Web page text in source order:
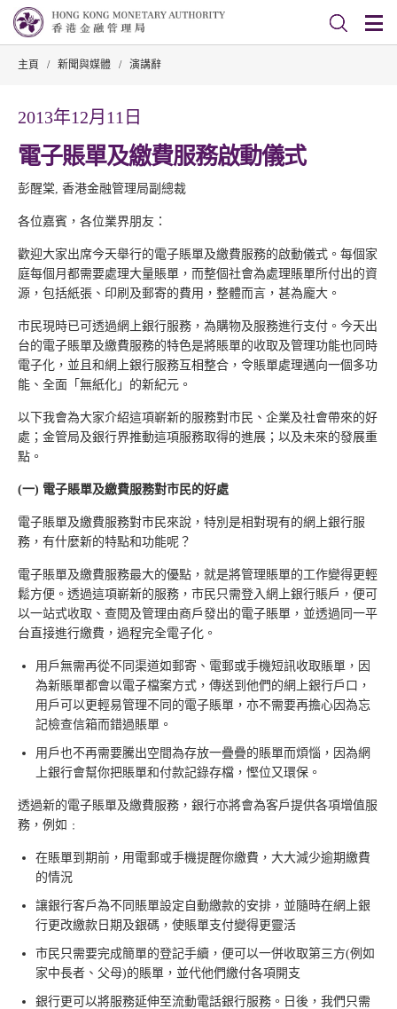
主頁 / 新聞與媒體 / 演講辭
2013年12月11日
電子賬單及繳費服務啟動儀式
彭醒棠, 香港金融管理局副總裁
各位嘉賓，各位業界朋友：
歡迎大家出席今天舉行的電子賬單及繳費服務的啟動儀式。每個家
庭每個月都需要處理大量賬單，而整個社會為處理賬單所付出的資
源，包括紙張、印刷及郵寄的費用，整體而言，甚為龐大。
市民現時已可透過網上銀行服務，為購物及服務進行支付。今天出
台的電子賬單及繳費服務的特色是將賬單的收取及管理功能也同時
電子化，並且和網上銀行服務互相整合，令賬單處理邁向一個多功
能、全面「無紙化」的新紀元。
以下我會為大家介紹這項嶄新的服務對市民、企業及社會帶來的好
處；金管局及銀行界推動這項服務取得的進展；以及未來的發展重
點。
(一) 電子賬單及繳費服務對市民的好處
電子賬單及繳費服務對市民來說，特別是相對現有的網上銀行服
務，有什麼新的特點和功能呢？
電子賬單及繳費服務最大的優點，就是將管理賬單的工作變得更輕
鬆方便。透過這項嶄新的服務，市民只需登入網上銀行賬戶，便可
以一站式收取、查閱及管理由商戶發出的電子賬單，並透過同一平
台直接進行繳費，過程完全電子化。
用戶無需再從不同渠道如郵寄、電郵或手機短訊收取賬單，因
為新賬單都會以電子檔案方式，傳送到他們的網上銀行戶口，
用戶可以更輕易管理不同的電子賬單，亦不需要再擔心因為忘
記檢查信箱而錯過賬單。
用戶也不再需要騰出空間為存放一疊疊的賬單而煩惱，因為網
上銀行會幫你把賬單和付款記錄存檔，慳位又環保。
透過新的電子賬單及繳費服務，銀行亦將會為客戶提供各項增值服
務，例如﹕
在賬單到期前，用電郵或手機提醒你繳費，大大減少逾期繳費
的情況
讓銀行客戶為不同賬單設定自動繳款的安排，並隨時在網上銀
行更改繳款日期及銀碼，使賬單支付變得更靈活
市民只需要完成簡單的登記手續，便可以一併收取第三方(例如
家中長者、父母)的賬單，並代他們繳付各項開支
銀行更可以將服務延伸至流動電話銀行服務。日後，我們只需